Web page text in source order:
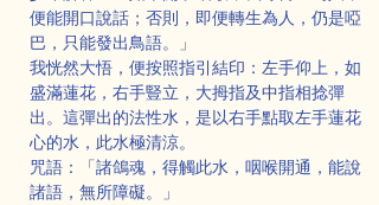
便能開口說話；否則，即便轉生為人，仍是啞
巴，只能發出鳥語。」
我恍然大悟，便按照指引結印：左手仰上，如
盛滿蓮花，右手豎立，大拇指及中指相捻彈
出。這彈出的法性水，是以右手點取左手蓮花
心的水，此水極清涼。
咒語：「諸鴿魂，得觸此水，咽喉開通，能說
諸語，無所障礙。」